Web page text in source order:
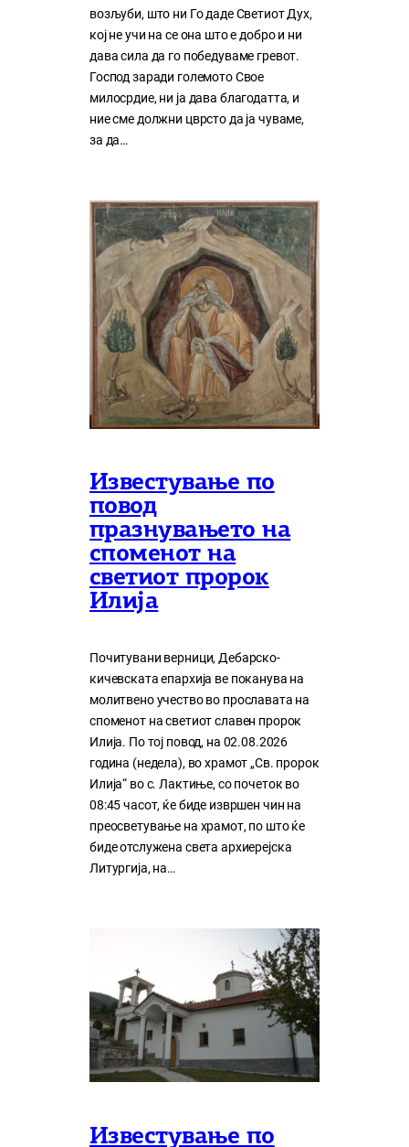
возљуби, што ни Го даде Светиот Дух,
кој нe учи на сe она што е добро и ни
дава сила да го победуваме гревот.
Господ заради големото Свое
милосрдие, ни ја дава благодатта, и
ние сме должни цврсто да ја чуваме,
за да…
Известување по
повод
празнувањето на
споменот на
светиот пророк
Илија
Почитувани верници, Дебарско-
кичевската епархија ве поканува на
молитвено учество во прославата на
споменот на светиот славен пророк
Илија. По тој повод, на 02.08.2026
година (недела), во храмот „Св. пророк
Илија“ во с. Лактиње, со почеток во
08:45 часот, ќе биде извршен чин на
преосветување на храмот, по што ќе
биде отслужена света архиерејска
Литургија, на…
Известување по